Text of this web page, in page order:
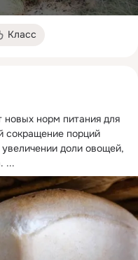
Класс
норм питания для
сокращение порций
доли овощей,
...